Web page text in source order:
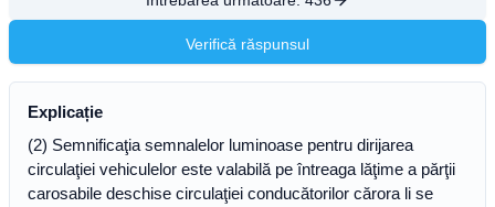
Verifică răspunsul
Explicație
(2) Semnificaţia semnalelor luminoase pentru dirijarea
circulaţiei vehiculelor este valabilă pe întreaga lăţime a părţii
carosabile deschise circulaţiei conducătorilor cărora li se